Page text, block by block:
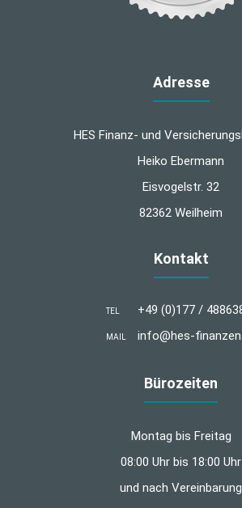
Adresse
HES Finanz- und
Heiko Ebermann
Eisvogelstr. 32
82362 Weilheim
Kontakt
TEL +49 (0)177 /
MAIL info@hes-
Bürozeiten
Montag bis Freitag
08:00 Uhr bis 18:00 Uhr
und nach Vereinbarung